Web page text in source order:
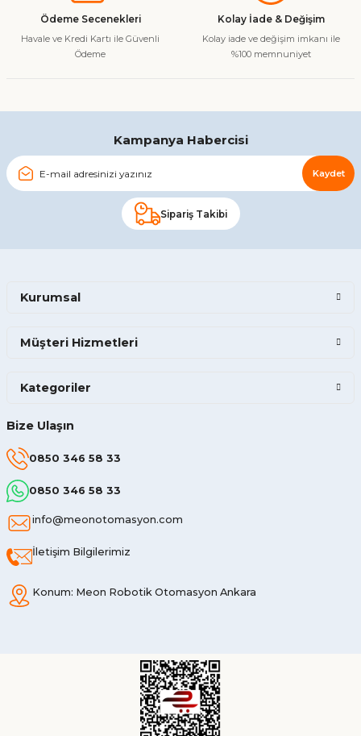
Ürün fiyatı diğer sitelerden daha pahalı.
Gönder
Ödeme Secenekleri
Havale ve Kredi Kartı ile Güvenli
Ödeme
Kolay İade & Değişim
Kolay iade ve değişim imkanı ile
%100 memnuniyet
Kampanya Habercisi
Kaydet
Sipariş Takibi
Bize Ulaşın
0850 346 58 33
0850 346 58 33
info@meonotomasyon.com
İletişim Bilgilerimiz
Konum: Meon Robotik Otomasyon Ankara
Kurumsal
Müşteri Hizmetleri
Kategoriler